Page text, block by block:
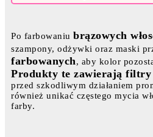
Po farbowaniu brązowych
szampony, odżywki oraz maski
farbowanych, aby kolor
Produkty te zawierają
przed szkodliwym działaniem
również unikać częstego mycia
farby.